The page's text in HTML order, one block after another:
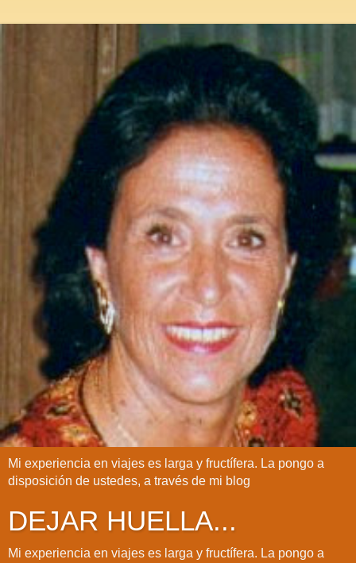
Mi experiencia en viajes es larga y fructífera. La pongo a
disposición de ustedes, a través de mi blog
DEJAR HUELLA...
Mi experiencia en viajes es larga y fructífera. La pongo a